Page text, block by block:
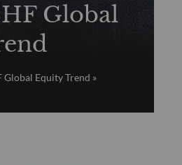
Global
Equity Trend »